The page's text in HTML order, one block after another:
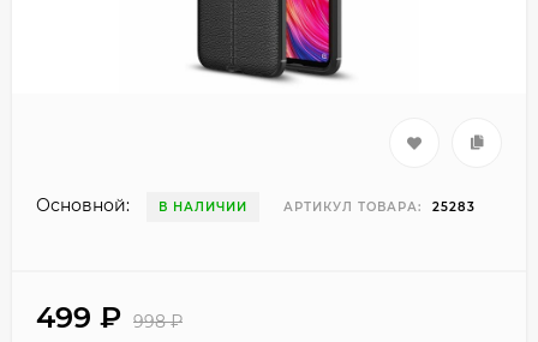
Основной: В НАЛИЧИИ АРТИКУЛ ТОВАРА: 25283
499 ₽ 998₽